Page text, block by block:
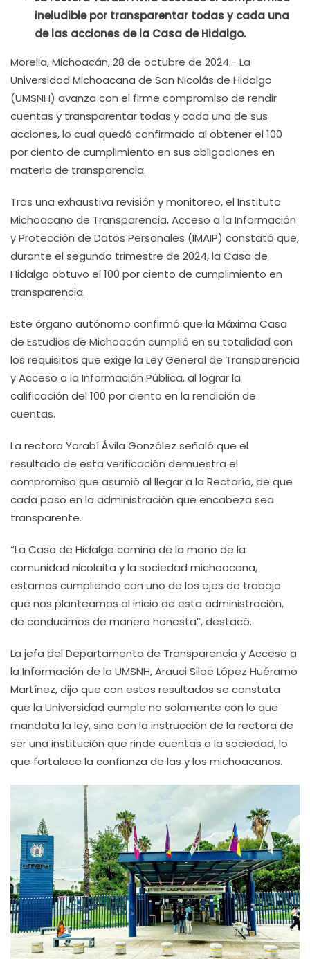
ineludible por transparentar todas y cada una
de las acciones de la Casa de Hidalgo.
Morelia, Michoacán, 28 de octubre de 2024.- La
Universidad Michoacana de San Nicolás de Hidalgo
(UMSNH) avanza con el firme compromiso de rendir
cuentas y transparentar todas y cada una de sus
acciones, lo cual quedó confirmado al obtener el 100
por ciento de cumplimiento en sus obligaciones en
materia de transparencia.
Tras una exhaustiva revisión y monitoreo, el Instituto
Michoacano de Transparencia, Acceso a la Información
y Protección de Datos Personales (IMAIP) constató que,
durante el segundo trimestre de 2024, la Casa de
Hidalgo obtuvo el 100 por ciento de cumplimiento en
transparencia.
Este órgano autónomo confirmó que la Máxima Casa
de Estudios de Michoacán cumplió en su totalidad con
los requisitos que exige la Ley General de Transparencia
y Acceso a la Información Pública, al lograr la
calificación del 100 por ciento en la rendición de
cuentas.
La rectora Yarabí Ávila González señaló que el
resultado de esta verificación demuestra el
compromiso que asumió al llegar a la Rectoría, de que
cada paso en la administración que encabeza sea
transparente.
“La Casa de Hidalgo camina de la mano de la
comunidad nicolaita y la sociedad michoacana,
estamos cumpliendo con uno de los ejes de trabajo
que nos planteamos al inicio de esta administración,
de conducirnos de manera honesta”, destacó.
La jefa del Departamento de Transparencia y Acceso a
la Información de la UMSNH, Arauci Siloe López Huéramo
Martínez, dijo que con estos resultados se constata
que la Universidad cumple no solamente con lo que
mandata la ley, sino con la instrucción de la rectora de
ser una institución que rinde cuentas a la sociedad, lo
que fortalece la confianza de las y los michoacanos.